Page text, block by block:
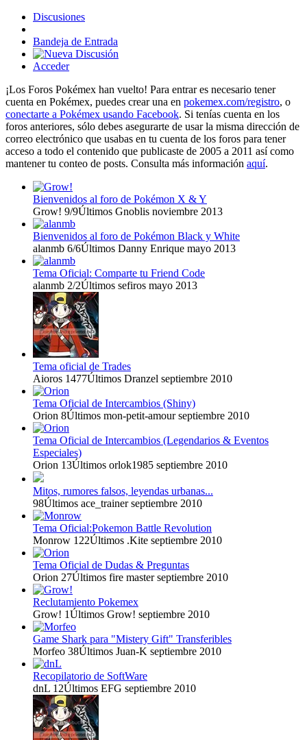
Discusiones
Bandeja de Entrada
Acceder
¡Los Foros Pokémex han vuelto! Para entrar es necesario tener
cuenta en Pokémex, puedes crear una en pokemex.com/registro, o
conectarte a Pokémex usando Facebook. Si tenías cuenta en los
foros anteriores, sólo debes asegurarte de usar la misma dirección de
correo electrónico que usabas en tu cuenta de los foros para tener
acceso a todo el contenido que publicaste de 2005 a 2011 así como
mantener tu conteo de posts. Consulta más información aquí.
Bienvenidos al foro de Pokémon X & Y
Grow! 9/9Últimos Gnoblis noviembre 2013
Bienvenidos al foro de Pokémon Black y White
alanmb 6/6Últimos Danny Enrique mayo 2013
Tema Oficial: Comparte tu Friend Code
alanmb 2/2Últimos sefiros mayo 2013
Tema oficial de Trades
Aioros 1477Últimos Dranzel septiembre 2010
Tema Oficial de Intercambios (Shiny)
Orion 8Últimos mon-petit-amour septiembre 2010
Tema Oficial de Intercambios (Legendarios & Eventos
Especiales)
Orion 13Últimos orlok1985 septiembre 2010
Mitos, rumores falsos, leyendas urbanas...
98Últimos ace_trainer septiembre 2010
Tema Oficial:Pokemon Battle Revolution
Monrow 122Últimos .Kite septiembre 2010
Tema Oficial de Dudas & Preguntas
Orion 27Últimos fire master septiembre 2010
Reclutamiento Pokemex
Grow! 1Últimos Grow! septiembre 2010
Game Shark para "Mistery Gift" Transferibles
Morfeo 38Últimos Juan-K septiembre 2010
Recopilatorio de SoftWare
dnL 12Últimos EFG septiembre 2010